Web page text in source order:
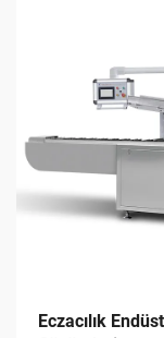
Eczacılık